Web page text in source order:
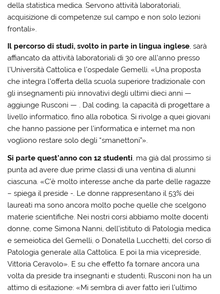
della statistica medica. Servono attività laboratoriali,
acquisizione di competenze sul campo e non solo lezioni
frontali».
Il percorso di studi, svolto in parte in lingua inglese, sarà
affiancato da attività laboratoriali di 30 ore all’anno presso
l’Università Cattolica e l’ospedale Gemelli. «Una proposta
che integra l’offerta della scuola superiore tradizionale con
gli insegnamenti più innovativi degli ultimi dieci anni —
aggiunge Rusconi — . Dal coding, la capacità di progettare a
livello informatico, fino alla robotica. Si rivolge a quei giovani
che hanno passione per l’informatica e internet ma non
vogliono restare solo degli “smanettoni”».
Si parte quest’anno con 12 studenti, ma già dal prossimo si
punta ad avere due prime classi di una ventina di alunni
ciascuna. «C’è molto interesse anche da parte delle ragazze
– spiega il preside -. Le donne rappresentano il 53% dei
laureati ma sono ancora molto poche quelle che scelgono
materie scientifiche. Nei nostri corsi abbiamo molte docenti
donne, come Simona Nanni, dell’istituto di Patologia medica
e semeiotica del Gemelli, o Donatella Lucchetti, del corso di
Patologia generale alla Cattolica. E poi la mia vicepreside,
Vittoria Ceravolo». E su che effetto fa tornare ancora una
volta da preside tra insegnanti e studenti, Rusconi non ha un
attimo di esitazione: «Mi sembra di aver fatto ieri l’ultimo